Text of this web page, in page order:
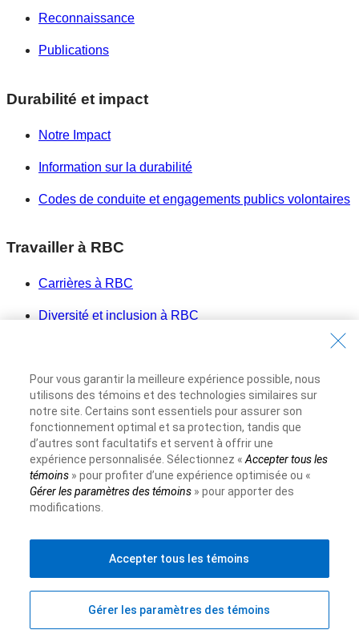
Reconnaissance
Publications
Durabilité et impact
Notre Impact
Information sur la durabilité
Codes de conduite et engagements publics volontaires
Travailler à RBC
Carrières à RBC
Diversité et inclusion à RBC
Site Web de la Banque Royale du Canada©1995-2026
Conditions d’utilisation
Accessibilité
Protection des renseignements et Sécurité
Publicité et témoins
Haut
Pour vous garantir la meilleure expérience possible, nous
utilisons des témoins et des technologies similaires sur
notre site. Certains sont essentiels pour assurer son
fonctionnement optimal et sa protection, tandis que
d’autres sont facultatifs et servent à offrir une
expérience personnalisée. Sélectionnez « Accepter tous les
témoins» pour profiter d’une expérience optimisée ou «
Gérer les paramètres des témoins» pour apporter des
modifications.
Gérer les paramètres des témoins
Accepter tous les témoins